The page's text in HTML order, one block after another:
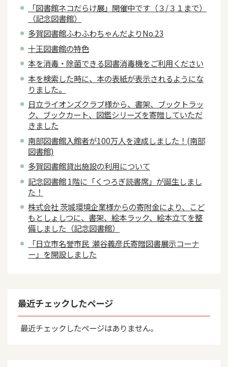
「図書館ネコだらけ展」開催中です（３/３１まで）
（記念図書館）
多賀図書館ふわふわちゃんだよりNo.23
十王図書館の特色
本を消毒・除菌できる図書消毒機をご利用ください
本を検索した時に、本の表紙が表示されるようにな
りました。
日立ライオンズクラブ様から、書架、ブックトラッ
ク、ブックカート、図鑑シリーズを寄贈していただ
きました
南部図書館入館者が100万人を達成しました！(南部
図書館)
多賀図書館貸出施設の利用について
記念図書館 1階に「くつろぎ読書席」が誕生しまし
た！
株式会社 茨城環境企業様からの寄附金により、こど
もとしょしつに、書架、絵本ラック、絵本立てを整
備しました（記念図書館）
「日立市名誉市民 瀬谷義彦氏寄贈図書展示コーナ
ー」を開設しました
最近チェックしたページ
最近チェックしたページはありません。